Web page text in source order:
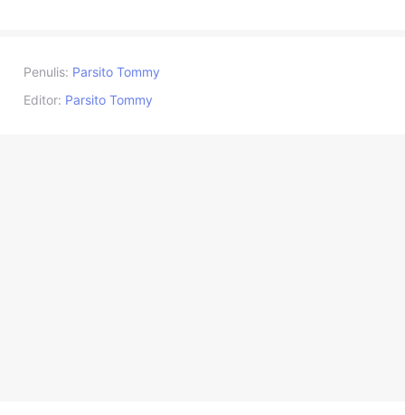
Penulis: Parsito Tommy
Editor: Parsito Tommy